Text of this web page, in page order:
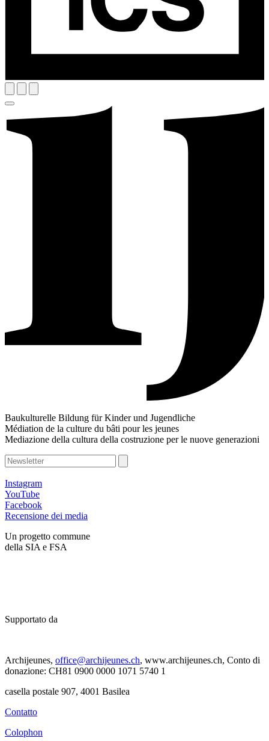
Baukulturelle Bildung für Kinder und Jugendliche
Médiation de la culture du bâti pour les jeunes
Mediazione della cultura della costruzione per le nuove generazioni
Instagram
YouTube
Facebook
Recensione dei media
Un progetto commune
della SIA e FSA
Supportato da
Archijeunes, office@archijeunes.ch, www.archijeunes.ch, Conto di
donazione: CH81 0900 0000 1071 5740 1
casella postale 907, 4001 Basilea
Contatto
Colophon